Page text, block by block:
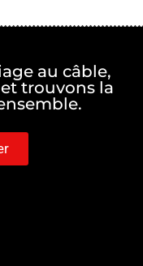
au câble,
trouvons la